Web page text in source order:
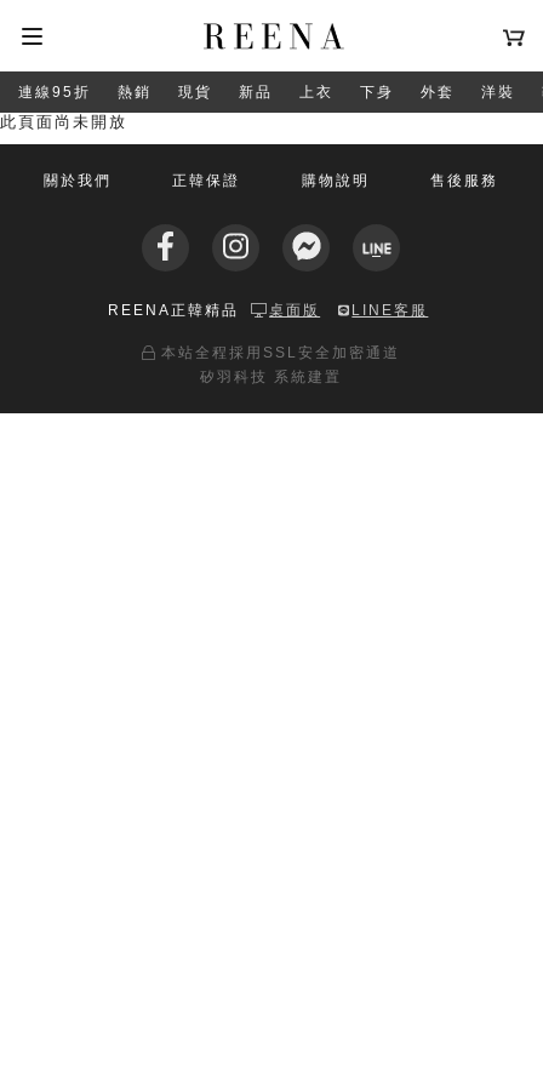
連線95折 熱銷 現貨 新品 上衣 下身 外套 洋裝
此頁面尚未開放
關於我們 正韓保證 購物說明 售後服務
REENA正韓精品 桌面版 LINE客服
本站全程採用SSL安全加密通道
矽羽科技 系統建置